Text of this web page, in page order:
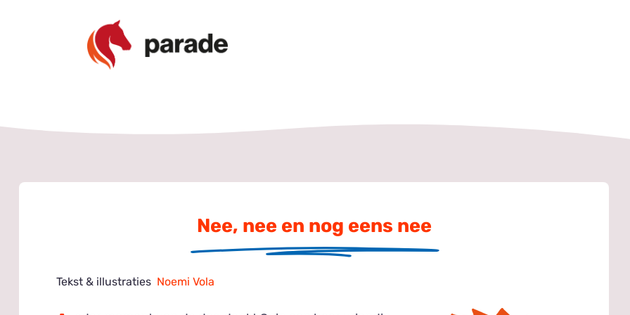
Nee, nee en nog eens nee
Tekst & illustraties Noemi Vola